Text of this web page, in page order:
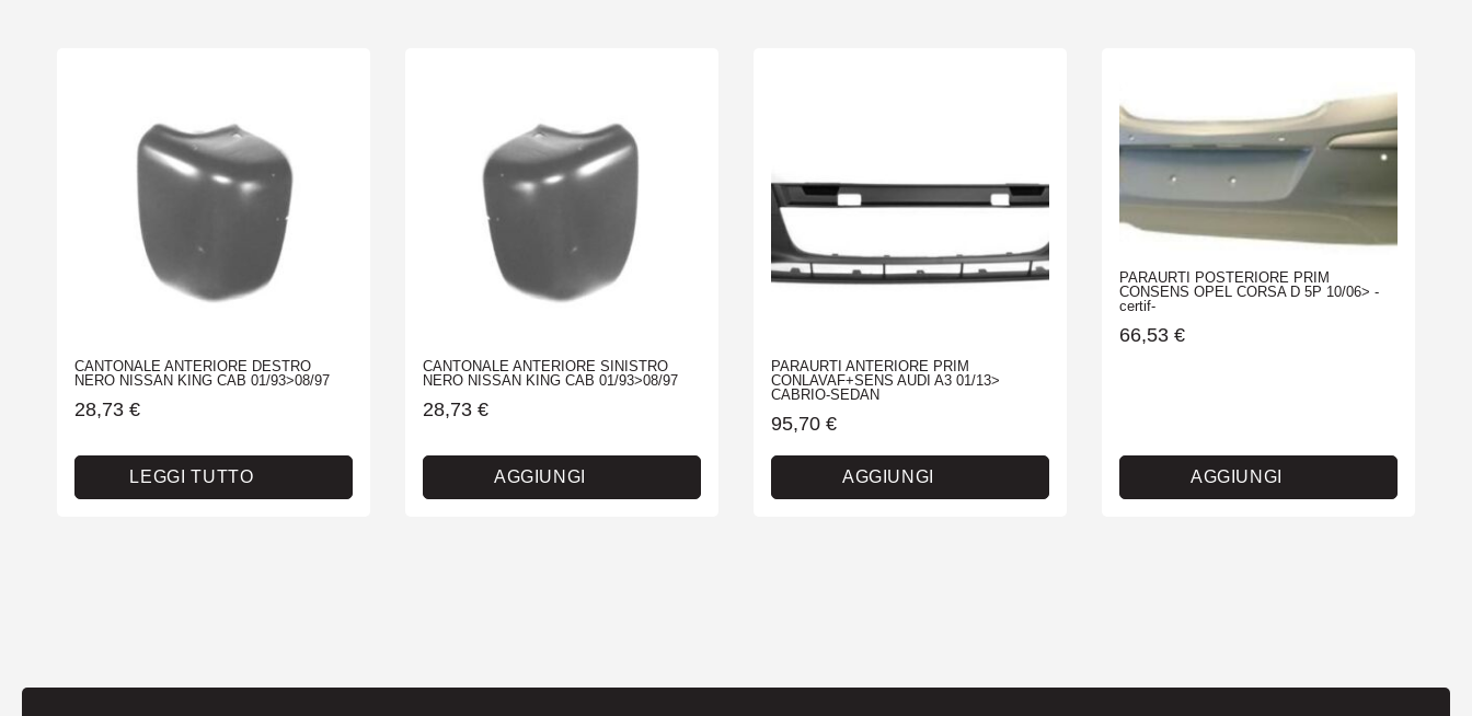
CANTONALE ANTERIORE DESTRO
NERO NISSAN KING CAB 01/93>08/97
28,73 €
LEGGI TUTTO
CANTONALE ANTERIORE SINISTRO
NERO NISSAN KING CAB 01/93>08/97
28,73 €
AGGIUNGI
PARAURTI ANTERIORE PRIM
CONLAVAF+SENS AUDI A3 01/13>
CABRIO-SEDAN
95,70 €
AGGIUNGI
PARAURTI POSTERIORE PRIM
CONSENS OPEL CORSA D 5P 10/06> -
certif-
66,53 €
AGGIUNGI